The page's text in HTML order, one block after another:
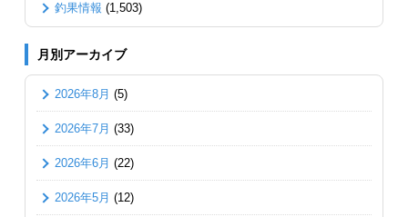
釣果情報 (1,503)
月別アーカイブ
2026年8月 (5)
2026年7月 (33)
2026年6月 (22)
2026年5月 (12)